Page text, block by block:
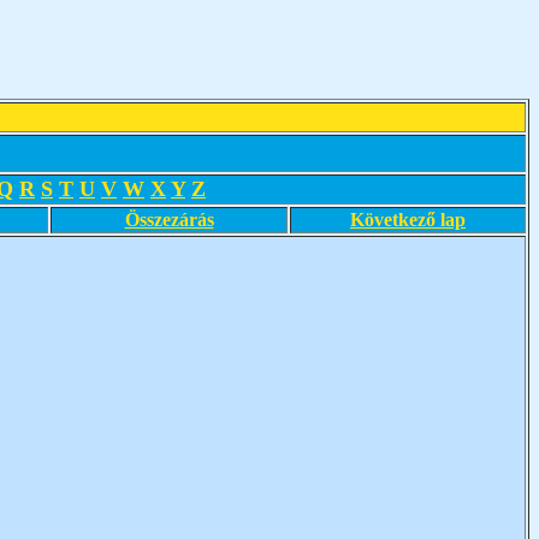
R S T U V W X Y Z
Összezárás Következő lap